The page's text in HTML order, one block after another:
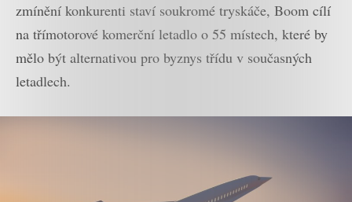
zmínění konkurenti staví soukromé tryskáče, Boom cílí
na třímotorové komerční letadlo o 55 místech, které by
mělo být alternativou pro byznys třídu v současných
letadlech.